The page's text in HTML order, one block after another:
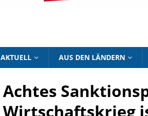
AKTUELL AUS DEN LÄNDERN
Achtes
Wirtschaftskrieg